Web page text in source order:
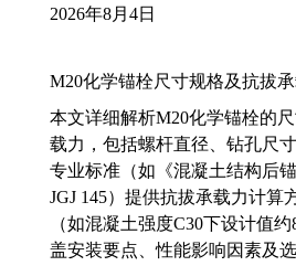
2026年8月4日
M20化学锚栓尺寸规格及抗拔
本文详细解析M20化学锚栓的
载力，包括螺杆直径、钻孔尺
专业标准（如《混凝土结构后锚
JGJ 145）提供抗拔承载力计算
（如混凝土强度C30下设计值
盖安装要点、性能影响因素及